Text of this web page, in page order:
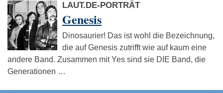
LAUT.DE-PORTRÄT
Genesis
Dinosaurier! Das ist wohl die Bezeichnung,
die auf Genesis zutrifft wie auf kaum eine
andere Band. Zusammen mit Yes sind sie DIE Band, die
Generationen …